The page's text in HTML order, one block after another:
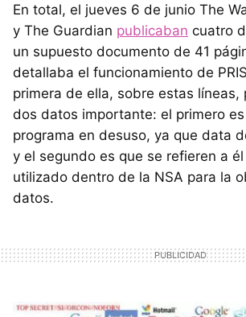
En total, el jueves 6 de junio The
y The Guardian publicaban cuatro
un supuesto documento de 41
detallaba el funcionamiento de
primera de ella, sobre estas líneas,
dos datos importante: el primero
programa en desuso, ya que data
y el segundo es que se refieren a
utilizado dentro de la NSA para la
datos.